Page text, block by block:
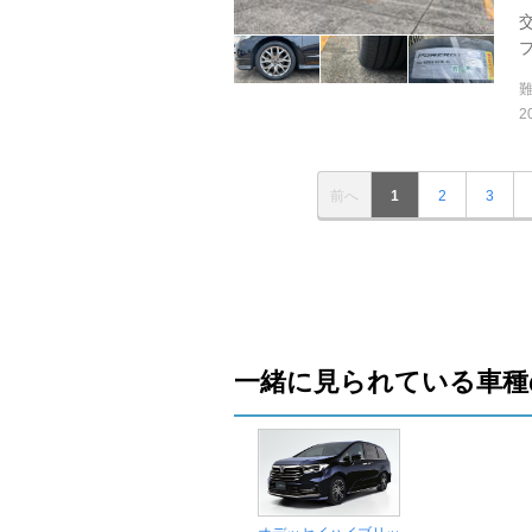
前へ 1 2 3
一緒に見られている車